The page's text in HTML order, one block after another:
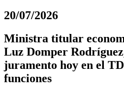
20/07/2026
Ministra titular
Luz Domper
juramento hoy en el
funciones